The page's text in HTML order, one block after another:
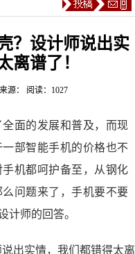
？设计师说出实
离谱了！
来源： 阅读：1027
面的发展和普及，而现
部智能手机的价格也不
机都呵护备至，从钢化
问题来了，手机要不要
计师的回答。